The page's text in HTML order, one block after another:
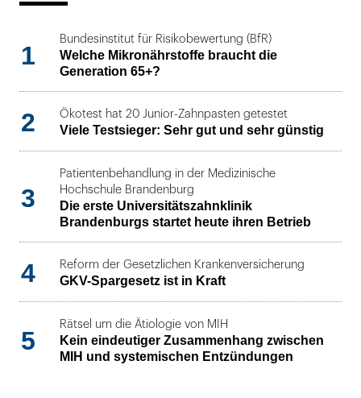
1
Bundesinstitut für Risikobewertung (BfR)
Welche Mikronährstoffe braucht die
Generation 65+?
2 Ökotest hat 20 Junior-Zahnpasten getestet
Viele Testsieger: Sehr gut und sehr günstig
3
Patientenbehandlung in der Medizinische
Hochschule Brandenburg
Die erste Universitätszahnklinik
Brandenburgs startet heute ihren Betrieb
4 Reform der Gesetzlichen Krankenversicherung
GKV-Spargesetz ist in Kraft
5
Rätsel um die Ätiologie von MIH
Kein eindeutiger Zusammenhang zwischen
MIH und systemischen Entzündungen